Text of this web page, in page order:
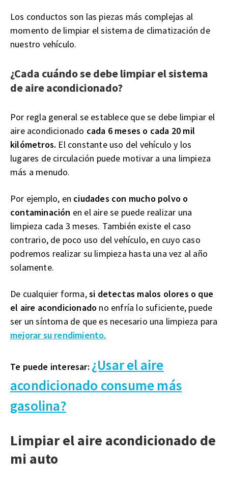
Los conductos son las piezas más complejas al
momento de limpiar el sistema de climatización de
nuestro vehículo.
¿Cada cuándo se debe limpiar el sistema
de aire acondicionado?
Por regla general se establece que se debe limpiar el
aire acondicionado cada 6 meses o cada 20 mil
kilómetros. El constante uso del vehículo y los
lugares de circulación puede motivar a una limpieza
más a menudo.
Por ejemplo, en ciudades con mucho polvo o
contaminación en el aire se puede realizar una
limpieza cada 3 meses. También existe el caso
contrario, de poco uso del vehículo, en cuyo caso
podremos realizar su limpieza hasta una vez al año
solamente.
De cualquier forma,si detectas malos olores o que
el aire acondicionado no enfría lo suficiente, puede
ser un síntoma de que es necesario una limpieza para
mejorar su rendimiento.
Te puede interesar: ¿Usar el aire
acondicionado consume más
gasolina?
Limpiar el aire acondicionado de
mi auto